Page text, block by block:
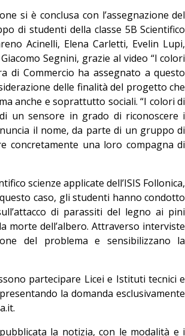
si è conclusa con l’assegnazione del
di studenti della classe 5B Scientifico
Acinelli, Elena Carletti, Evelin Lupi,
Segnini, grazie al video “I colori
di Commercio ha assegnato a questo
delle finalità del progetto che
anche e soprattutto sociali. “I colori di
un sensore in grado di riconoscere i
il nome, da parte di un gruppo di
concretamente una loro compagna di
scienze applicate dell’ISIS Follonica,
caso, gli studenti hanno condotto
di parassiti del legno ai pini
morte dell’albero. Attraverso interviste
del problema e sensibilizzano la
partecipare Licei e Istituti tecnici e
la domanda esclusivamente
la notizia, con le modalità e i